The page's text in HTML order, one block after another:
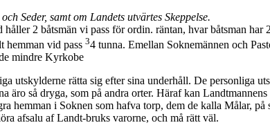
Seder, samt om Landets utvärtes Skeppelse.
håller 2 båts­män vi pass för ordin. räntan, hvar båtsman
hemman vid pass 34 tunna. Emellan Soknemännen och
mindre Kyrkobe
utskylderne rätta sig efter sina underhåll. De personliga
äro så dryga, som på andra orter. Häraf kan
hemman i Soknen som hafva torp, dem de kalla Målar,
afsalu af Landt-bruks varorne, och må rätt väl.